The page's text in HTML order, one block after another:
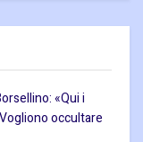
«Qui i
occultare